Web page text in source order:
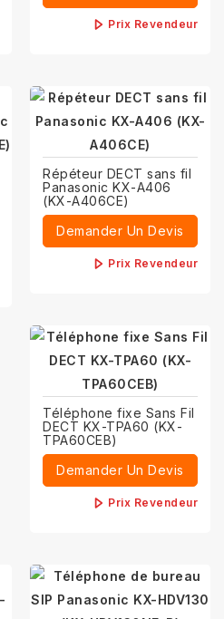
Prix Revendeur
Répéteur DECT sans fil
Panasonic KX-A406
(KX-A406CE)
Demander Un Devis
Prix Revendeur
Téléphone fixe Sans Fil
DECT KX-TPA60 (KX-
TPA60CEB)
Demander Un Devis
Prix Revendeur